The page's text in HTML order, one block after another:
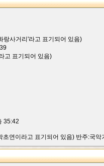
랑사거리'라고 표기되어 있음)
고 표기되어 있음)
35:42
초연이라고 표기되어 있음) 반주:국악